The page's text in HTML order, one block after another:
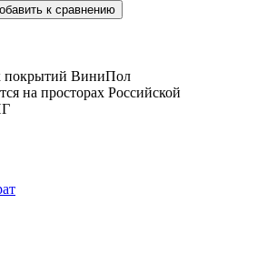
к сравнению
покрытий ВиниПол
на просторах Российской